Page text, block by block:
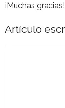
¡Muchas gracias!
Artículo